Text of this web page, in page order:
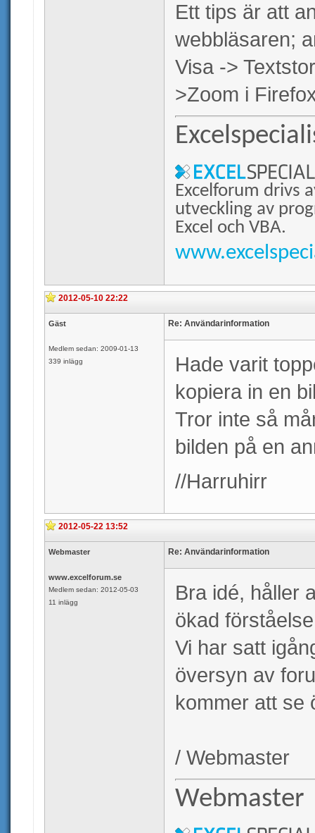
Ett tips är att
webbläsaren;
Visa ->
>Zoom i
Excelforum drivs
utveckling av
Excel och VBA.
2012-05-10 22:22
Gäst
Medlem sedan: 2009-01-13
339 inlägg
Re: Användarinformation
Hade varit
kopiera in en
Tror inte så
bilden på en
//Harruhirr
2012-05-22 13:52
Webmaster
www.excelforum.se
Medlem sedan: 2012-05-03
11 inlägg
Re: Användarinformation
Bra idé, håller
ökad
Vi har satt
översyn av
kommer att se
/ Webmaster
Webmaster